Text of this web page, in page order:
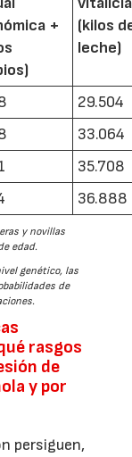
+
(kilos
leche)
29.504
33.064
35.708
36.888
y novillas
edad.
genético, las
de
rasgos
de
y por
persiguen,